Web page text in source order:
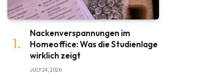
Nackenverspannungen im
Homeoffice: Was die Studienlage
wirklich zeigt
JULY 24, 2026